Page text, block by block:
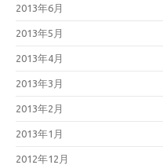
2013年6月
2013年5月
2013年4月
2013年3月
2013年2月
2013年1月
2012年12月